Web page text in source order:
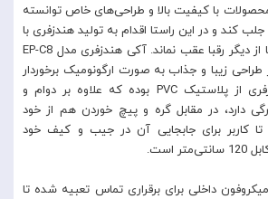
محصولات با کیفیت بالا و طراحی‌های خاص توانسته
کند و در این راستا اقدام به تولید هندزفری با
کیفیت بالا کرده است تا از دیگر رقبا عقب نماند. آکی هندزفری مدل EP-C8
طراحی زیبا و جذاب به صورت ارگونومیک برخوردار
است. جنس کابل هندزفری از پلاستیک PVC بوده که علاوه بر دوام و
دارد، در مقابل گره و پیچ خوردن هم از خود
کاربر برای جابجایی آن در جیب و کیف خود
است.
داخلی برای برقراری تماس تعبیه شده تا